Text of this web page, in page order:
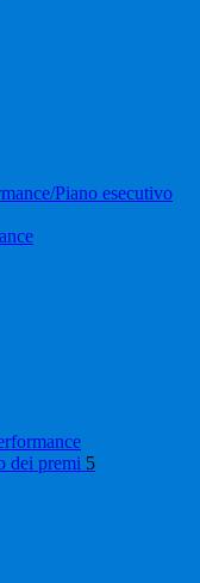
Piano esecutivo
dei premi 5